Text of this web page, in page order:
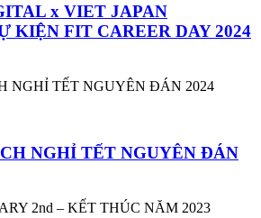
x VIET JAPAN
KIỆN FIT CAREER DAY 2024
NGHỈ TẾT NGUYÊN ĐÁN